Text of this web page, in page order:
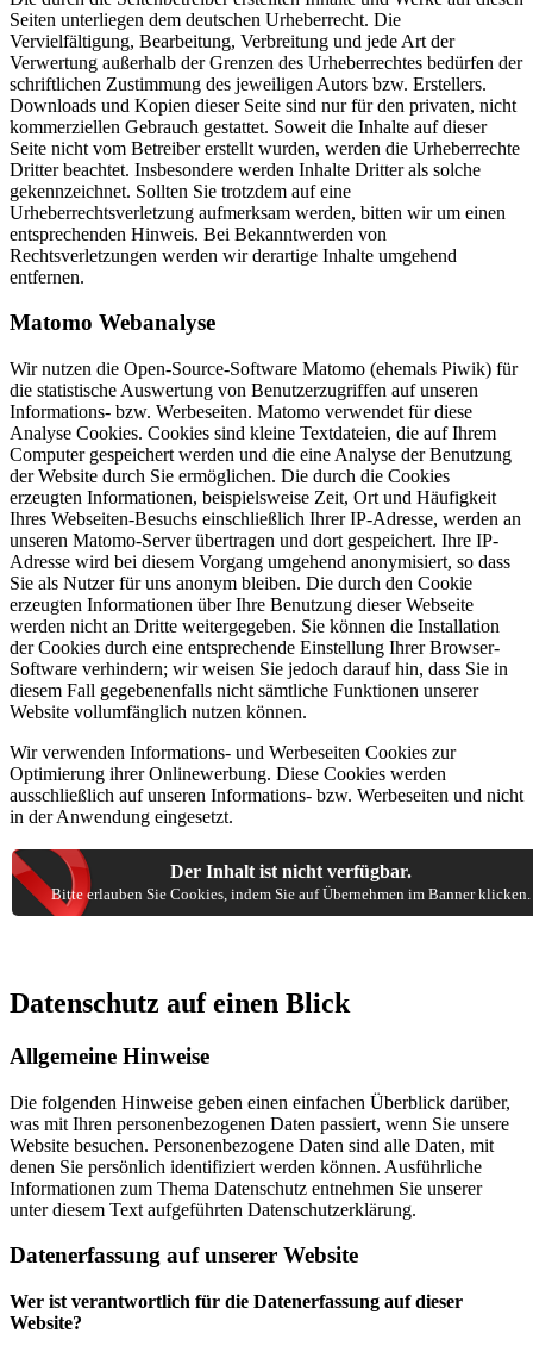
Seiten unterliegen dem deutschen Urheberrecht. Die
Vervielfältigung, Bearbeitung, Verbreitung und jede Art der
Verwertung außerhalb der Grenzen des Urheberrechtes bedürfen der
schriftlichen Zustimmung des jeweiligen Autors bzw. Erstellers.
Downloads und Kopien dieser Seite sind nur für den privaten, nicht
kommerziellen Gebrauch gestattet. Soweit die Inhalte auf dieser
Seite nicht vom Betreiber erstellt wurden, werden die Urheberrechte
Dritter beachtet. Insbesondere werden Inhalte Dritter als solche
gekennzeichnet. Sollten Sie trotzdem auf eine
Urheberrechtsverletzung aufmerksam werden, bitten wir um einen
entsprechenden Hinweis. Bei Bekanntwerden von
Rechtsverletzungen werden wir derartige Inhalte umgehend
entfernen.
Matomo Webanalyse
Wir nutzen die Open-Source-Software Matomo (ehemals Piwik) für
die statistische Auswertung von Benutzerzugriffen auf unseren
Informations- bzw. Werbeseiten. Matomo verwendet für diese
Analyse Cookies. Cookies sind kleine Textdateien, die auf Ihrem
Computer gespeichert werden und die eine Analyse der Benutzung
der Website durch Sie ermöglichen. Die durch die Cookies
erzeugten Informationen, beispielsweise Zeit, Ort und Häufigkeit
Ihres Webseiten-Besuchs einschließlich Ihrer IP-Adresse, werden an
unseren Matomo-Server übertragen und dort gespeichert. Ihre IP-
Adresse wird bei diesem Vorgang umgehend anonymisiert, so dass
Sie als Nutzer für uns anonym bleiben. Die durch den Cookie
erzeugten Informationen über Ihre Benutzung dieser Webseite
werden nicht an Dritte weitergegeben. Sie können die Installation
der Cookies durch eine entsprechende Einstellung Ihrer Browser-
Software verhindern; wir weisen Sie jedoch darauf hin, dass Sie in
diesem Fall gegebenenfalls nicht sämtliche Funktionen unserer
Website vollumfänglich nutzen können.
Wir verwenden Informations- und Werbeseiten Cookies zur
Optimierung ihrer Onlinewerbung. Diese Cookies werden
ausschließlich auf unseren Informations- bzw. Werbeseiten und nicht
in der Anwendung eingesetzt.
Der Inhalt ist nicht verfügbar.
Bitte erlauben Sie Cookies, indem Sie auf Übernehmen im Banner klicken.
Datenschutz auf einen Blick
Allgemeine Hinweise
Die folgenden Hinweise geben einen einfachen Überblick darüber,
was mit Ihren personenbezogenen Daten passiert, wenn Sie unsere
Website besuchen. Personenbezogene Daten sind alle Daten, mit
denen Sie persönlich identifiziert werden können. Ausführliche
Informationen zum Thema Datenschutz entnehmen Sie unserer
unter diesem Text aufgeführten Datenschutzerklärung.
Datenerfassung auf unserer Website
Wer ist verantwortlich für die Datenerfassung auf dieser
Website?